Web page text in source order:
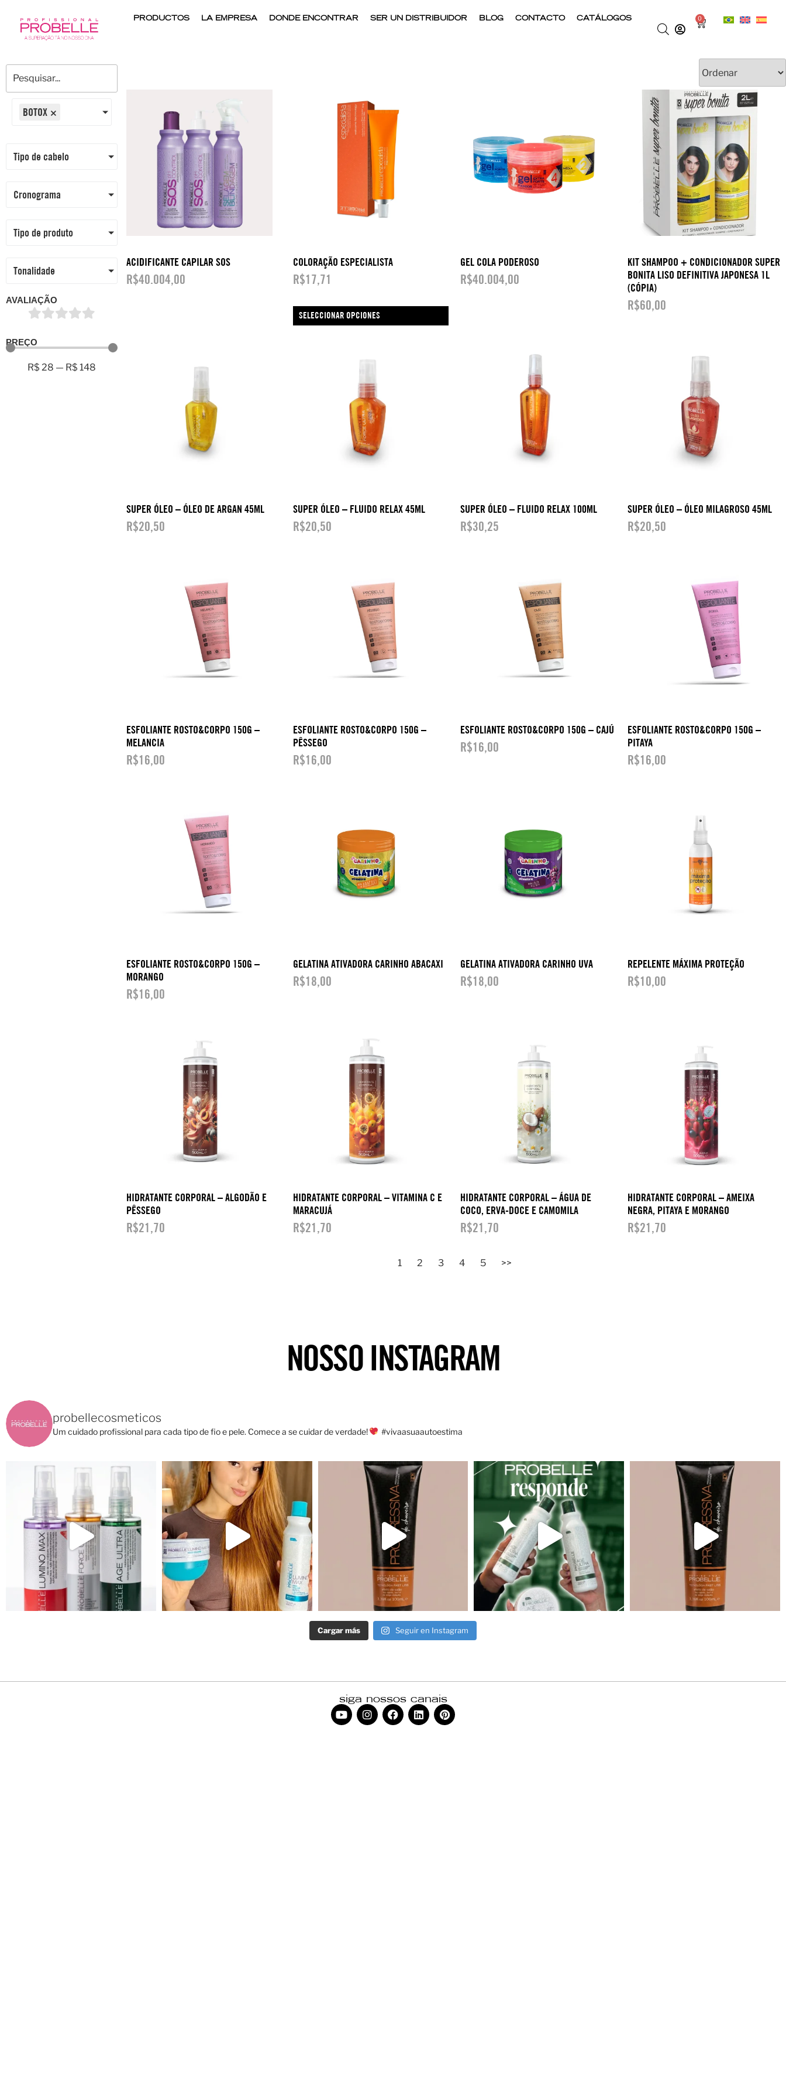
PRODUCTOS LA EMPRESA DONDE ENCONTRAR SER UN DISTRIBUIDOR BLOG CONTACTO CATÁLOGOS 0
BOTOX ×
Tipo de cabelo
Cronograma
Tipo de produto
Tonalidade
AVALIAÇÃO
PREÇO
R$ 28 — R$ 148
ACIDIFICANTE CAPILAR SOS
R$40.004,00
COLORAÇÃO ESPECIALISTA
R$17,71
SELECCIONAR OPCIONES
GEL COLA PODEROSO
R$40.004,00
KIT SHAMPOO + CONDICIONADOR SUPER
BONITA LISO DEFINITIVA JAPONESA 1L
(CÓPIA)
R$60,00
SUPER ÓLEO – ÓLEO DE ARGAN 45ML
R$20,50
SUPER ÓLEO – FLUIDO RELAX 45ML
R$20,50
SUPER ÓLEO – FLUIDO RELAX 100ML
R$30,25
SUPER ÓLEO – ÓLEO MILAGROSO 45ML
R$20,50
ESFOLIANTE ROSTO&CORPO 150G –
MELANCIA
R$16,00
ESFOLIANTE ROSTO&CORPO 150G –
PÊSSEGO
R$16,00
ESFOLIANTE ROSTO&CORPO 150G – CAJÚ
R$16,00
ESFOLIANTE ROSTO&CORPO 150G –
PITAYA
R$16,00
ESFOLIANTE ROSTO&CORPO 150G –
MORANGO
R$16,00
GELATINA ATIVADORA CARINHO ABACAXI
R$18,00
GELATINA ATIVADORA CARINHO UVA
R$18,00
REPELENTE MÁXIMA PROTEÇÃO
R$10,00
HIDRATANTE CORPORAL – ALGODÃO E
PÊSSEGO
R$21,70
HIDRATANTE CORPORAL – VITAMINA C E
MARACUJÁ
R$21,70
HIDRATANTE CORPORAL – ÁGUA DE
COCO, ERVA-DOCE E CAMOMILA
R$21,70
HIDRATANTE CORPORAL – AMEIXA
NEGRA, PITAYA E MORANGO
R$21,70
1 2 3 4 5 >>
NOSSO INSTAGRAM
probellecosmeticos
Um cuidado profissional para cada tipo de fio e pele. Comece a se cuidar de verdade! #vivaasuaautoestima
Cargar más Seguir en Instagram
siga nossos canais